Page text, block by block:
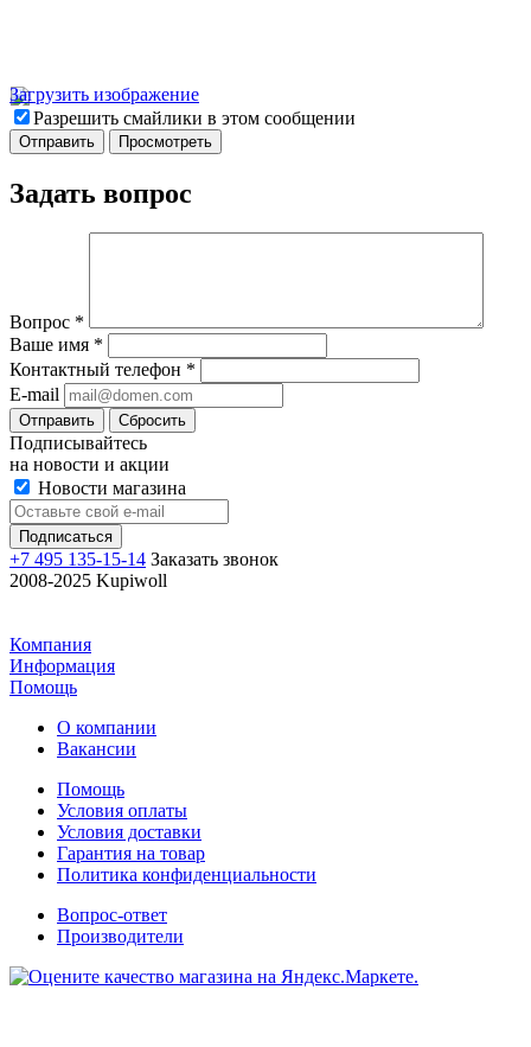
Загрузить изображение
Разрешить смайлики в этом сообщении
Задать вопрос
Вопрос *
Ваше имя *
Контактный телефон *
E-mail
Отправить Сбросить
Подписывайтесь
на новости и акции
Новости магазина
+7 495 135-15-14 Заказать звонок
2008-2025 Kupiwoll
Компания
Информация
Помощь
О компании
Вакансии
Помощь
Условия оплаты
Условия доставки
Гарантия на товар
Политика конфиденциальности
Вопрос-ответ
Производители